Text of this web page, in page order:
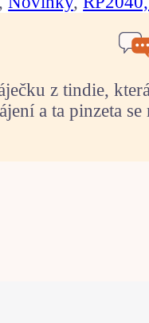
z tindie,
a ta pinzeta